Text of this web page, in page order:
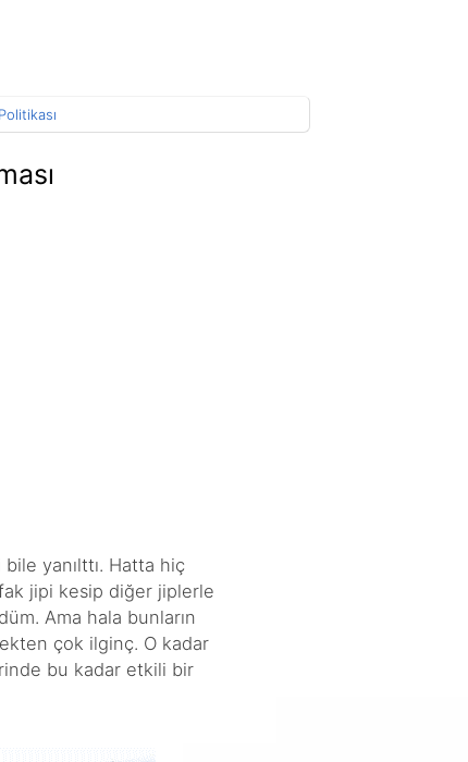
yanılttı. Hatta hiç
jipi kesip diğer jiplerle
Ama hala bunların
çok ilginç. O kadar
bu kadar etkili bir